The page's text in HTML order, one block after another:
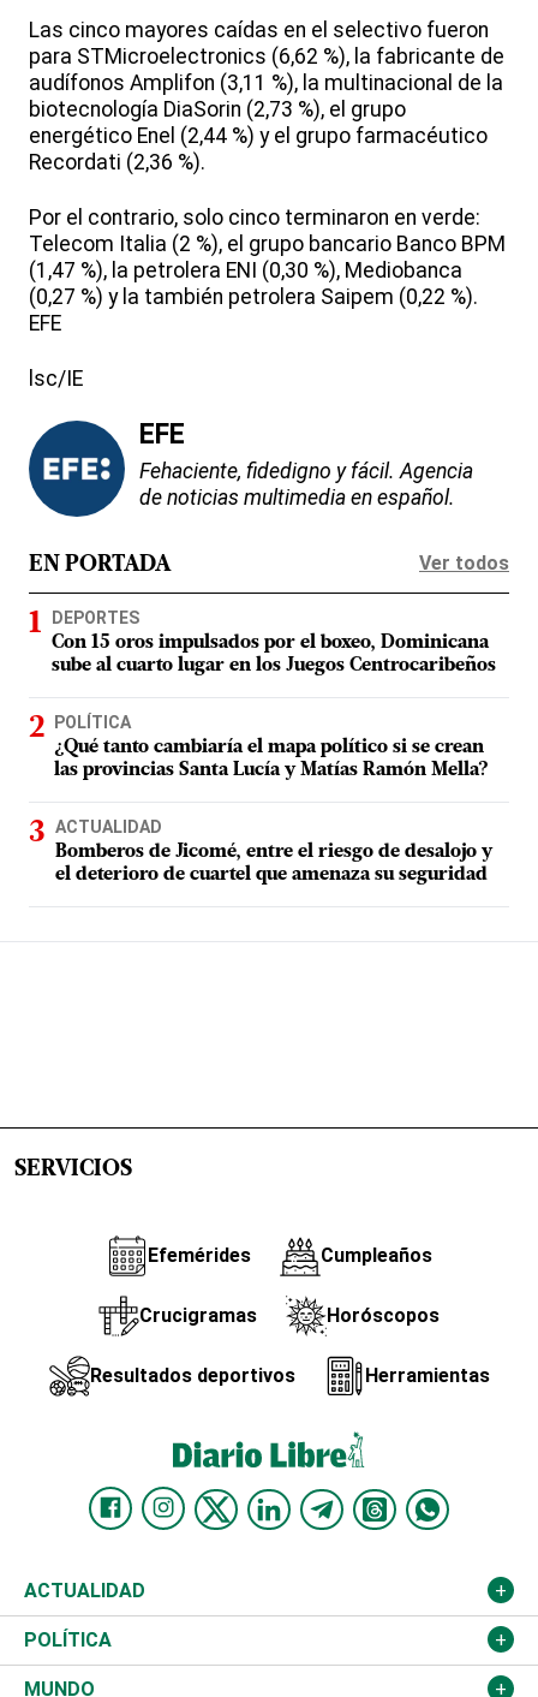
Las cinco mayores caídas en el selectivo fueron
para STMicroelectronics (6,62 %), la fabricante de
audífonos Amplifon (3,11 %), la multinacional de la
biotecnología DiaSorin (2,73 %), el grupo
energético Enel (2,44 %) y el grupo farmacéutico
Recordati (2,36 %).
Por el contrario, solo cinco terminaron en verde:
Telecom Italia (2 %), el grupo bancario Banco BPM
(1,47 %), la petrolera ENI (0,30 %), Mediobanca
(0,27 %) y la también petrolera Saipem (0,22 %).
EFE
lsc/IE
EFE
Fehaciente, fidedigno y fácil. Agencia
de noticias multimedia en español.
EN PORTADA Ver todos
DEPORTES
Con 15 oros impulsados por el boxeo, Dominicana
sube al cuarto lugar en los Juegos Centrocaribeños
POLÍTICA
¿Qué tanto cambiaría el mapa político si se crean
las provincias Santa Lucía y Matías Ramón Mella?
ACTUALIDAD
Bomberos de Jicomé, entre el riesgo de desalojo y
el deterioro de cuartel que amenaza su seguridad
SERVICIOS
Efemérides Cumpleaños
Crucigramas Horóscopos
Resultados deportivos Herramientas
ACTUALIDAD
Nacional
Ciudad
POLÍTICA
Partidos
MUNDO